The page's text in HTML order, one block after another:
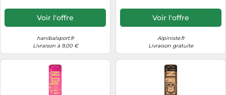
Voir l'offre
hanibalsport.fr
Livraison à 9,00 €
Voir l'offre
Alpiniste.fr
Livraison gratuite